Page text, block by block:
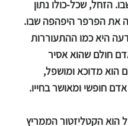
הזחל, שכל-כולו נתון
את הפרפר היפהפה שבו.
היא כמו ההתעוררות
חולם שהוא אסיר
הוא מדוכא ומושפל,
חופשי ומאושר בחייו.
הוא הקטליזטור הממריץ